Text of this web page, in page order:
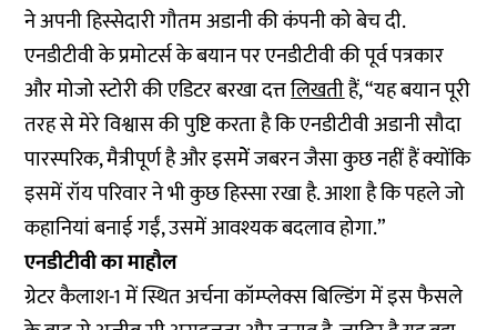
ने अपनी हिस्सेदारी गौतम अडानी की कंपनी को बेच दी.
एनडीटीवी के प्रमोटर्स के बयान पर एनडीटीवी की पूर्व पत्रकार
और मोजो स्टोरी की एडिटर बरखा दत्तलिखतीहैं, “यह बयान पूरी
तरह से मेरे विश्वास की पुष्टि करता है कि एनडीटीवी अडानी सौदा
पारस्परिक, मैत्रीपूर्ण है और इसमेें जबरन जैसा कुछ नहीं हैं क्योंकि
इसमें रॉय परिवार ने भी कुछ हिस्सा रखा है. आशा है कि पहले जो
कहानियां बनाई गईं, उसमें आवश्यक बदलाव होगा.”
एनडीटीवी का माहौल
ग्रेटर कैलाश-1 में स्थित अर्चना कॉम्प्लेक्स बिल्डिंग में इस फैसले